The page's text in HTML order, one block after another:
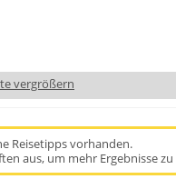
vergrößern
Reisetipps vorhanden.
aus, um mehr Ergebnisse